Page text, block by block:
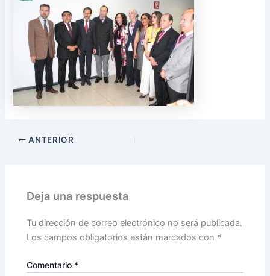
ANTERIOR
Deja una respuesta
Tu dirección de correo electrónico no será publicada.
Los campos obligatorios están marcados con *
Comentario *